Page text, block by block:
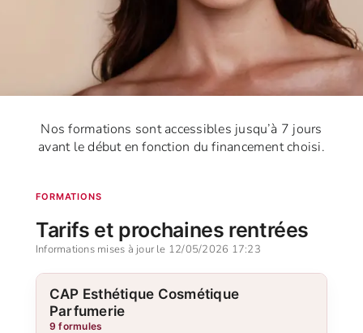
Nos formations sont accessibles jusqu’à 7 jours
avant le début en fonction du financement choisi.
FORMATIONS
Tarifs et prochaines rentrées
Informations mises à jour le 12/05/2026 17:23
CAP Esthétique Cosmétique
Parfumerie
9 formules